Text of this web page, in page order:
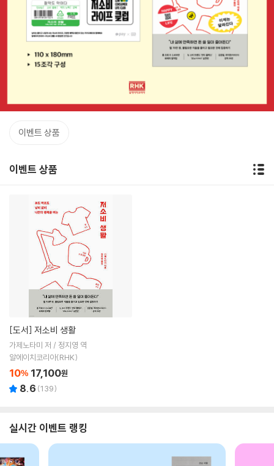
이벤트 상품
이벤트 상품
[도서] 저소비 생활
가제노타미 저 / 정지영 역
알에이치코리아(RHK)
10% 17,100원
8.6 (139)
실시간 이벤트 랭킹